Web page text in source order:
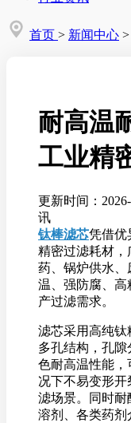
首页 > 新闻中心 >
耐高温
工业精
更新时间：
讯
钛棒滤芯凭借优
精密过滤耗材
药、锅炉供水、
温、强防腐、高
产过滤需求。
滤芯采用高纯钛
多孔结构，孔
色耐高温性能，
况下不易变形开
滤场景。同时耐
溶剂、各类药剂